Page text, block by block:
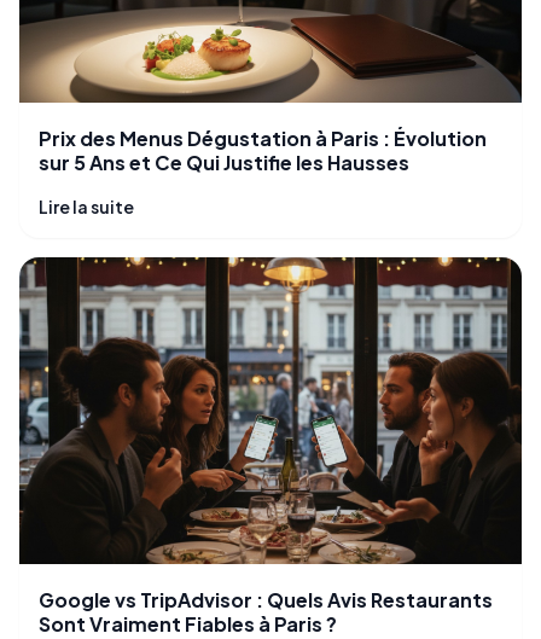
Prix des Menus Dégustation à Paris : Évolution
sur 5 Ans et Ce Qui Justifie les Hausses
Lire la suite
Google vs TripAdvisor : Quels Avis Restaurants
Sont Vraiment Fiables à Paris ?